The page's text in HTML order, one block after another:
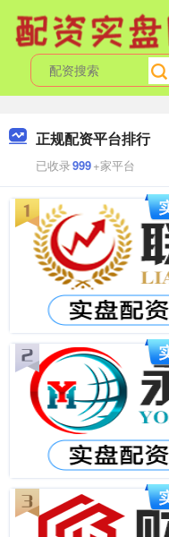
正规配资平台排行
已收录999+家平台